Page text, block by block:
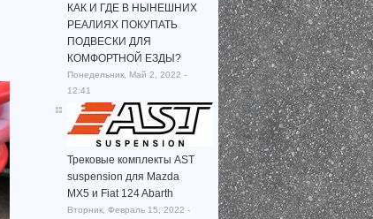
КАК И ГДЕ В НЫНЕШНИХ
РЕАЛИЯХ ПОКУПАТЬ
ПОДВЕСКИ ДЛЯ
КОМФОРТНОЙ ЕЗДЫ?
Понедельник, Май 2, 2022 -
12:41
Трековые комплекты AST
suspension для Mazda
MX5 и Fiat 124 Abarth
Вторник, Февраль 15, 2022 -